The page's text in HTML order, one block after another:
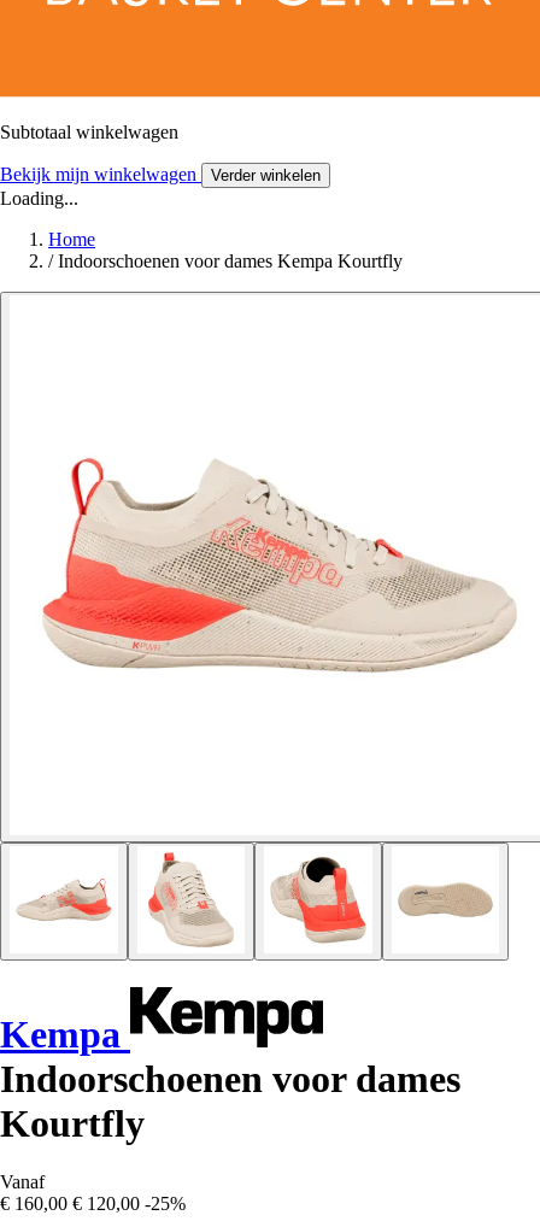
Subtotaal winkelwagen
Bekijk mijn winkelwagen Verder winkelen
Loading...
Home
/ Indoorschoenen voor dames Kempa Kourtfly
Kempa
Indoorschoenen voor dames
Kourtfly
Vanaf
€ 160,00 € 120,00 -25%